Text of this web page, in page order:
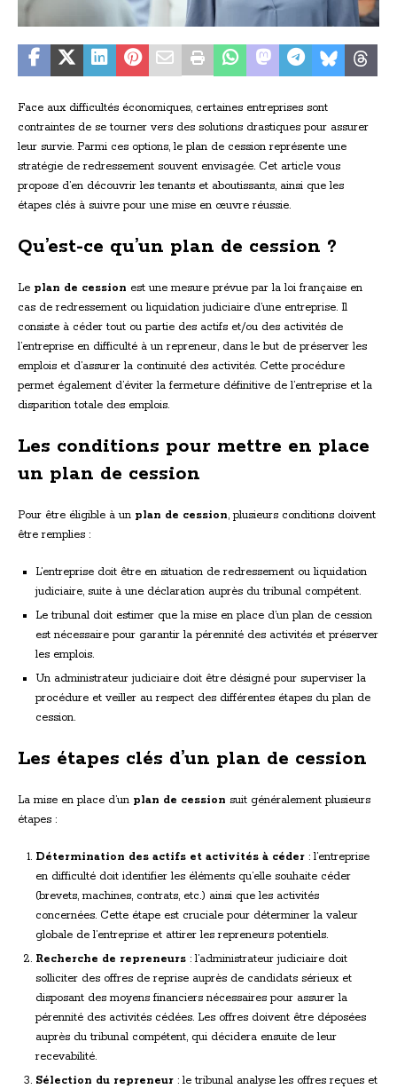
Face aux difficultés économiques, certaines entreprises sont
contraintes de se tourner vers des solutions drastiques pour assurer
leur survie. Parmi ces options, le plan de cession représente une
stratégie de redressement souvent envisagée. Cet article vous
propose d’en découvrir les tenants et aboutissants, ainsi que les
étapes clés à suivre pour une mise en œuvre réussie.
Qu’est-ce qu’un plan de cession ?
Le plan de cession est une mesure prévue par la loi française en
cas de redressement ou liquidation judiciaire d’une entreprise. Il
consiste à céder tout ou partie des actifs et/ou des activités de
l’entreprise en difficulté à un repreneur, dans le but de préserver les
emplois et d’assurer la continuité des activités. Cette procédure
permet également d’éviter la fermeture définitive de l’entreprise et la
disparition totale des emplois.
Les conditions pour mettre en place
un plan de cession
Pour être éligible à un plan de cession, plusieurs conditions doivent
être remplies :
L’entreprise doit être en situation de redressement ou liquidation
judiciaire, suite à une déclaration auprès du tribunal compétent.
Le tribunal doit estimer que la mise en place d’un plan de cession
est nécessaire pour garantir la pérennité des activités et préserver
les emplois.
Un administrateur judiciaire doit être désigné pour superviser la
procédure et veiller au respect des différentes étapes du plan de
cession.
Les étapes clés d’un plan de cession
La mise en place d’un plan de cession suit généralement plusieurs
étapes :
Détermination des actifs et activités à céder : l’entreprise
en difficulté doit identifier les éléments qu’elle souhaite céder
(brevets, machines, contrats, etc.) ainsi que les activités
concernées. Cette étape est cruciale pour déterminer la valeur
globale de l’entreprise et attirer les repreneurs potentiels.
Recherche de repreneurs : l’administrateur judiciaire doit
solliciter des offres de reprise auprès de candidats sérieux et
disposant des moyens financiers nécessaires pour assurer la
pérennité des activités cédées. Les offres doivent être déposées
auprès du tribunal compétent, qui décidera ensuite de leur
recevabilité.
Sélection du repreneur : le tribunal analyse les offres reçues et